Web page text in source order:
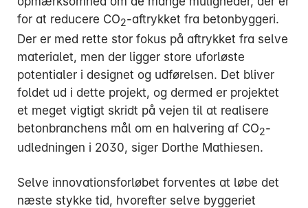
for at reducere CO2-aftrykket fra betonbyggeri.
Der er med rette stor fokus på aftrykket fra selve
materialet, men der ligger store uforløste
potentialer i designet og udførelsen. Det bliver
foldet ud i dette projekt, og dermed er projektet
et meget vigtigt skridt på vejen til at realisere
betonbranchens mål om en halvering af CO2-
udledningen i 2030, siger Dorthe Mathiesen.
Selve innovationsforløbet forventes at løbe det
næste stykke tid, hvorefter selve byggeriet